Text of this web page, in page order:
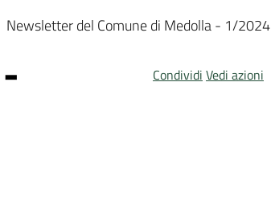
Newsletter del Comune di Medolla - 1/2024
Condividi Vedi azioni